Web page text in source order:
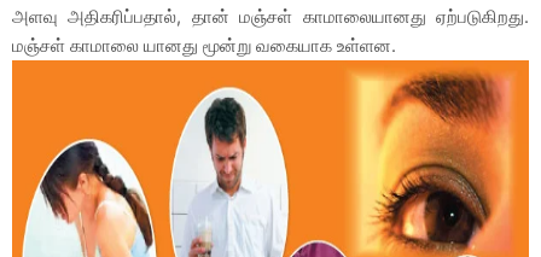
அளவு அதிகரிப்பதால், தான் மஞ்சள் காமாலையானது ஏற்படுகிறது.
மஞ்சள் காமாலை யானது மூன்று வகையாக உள்ளன.